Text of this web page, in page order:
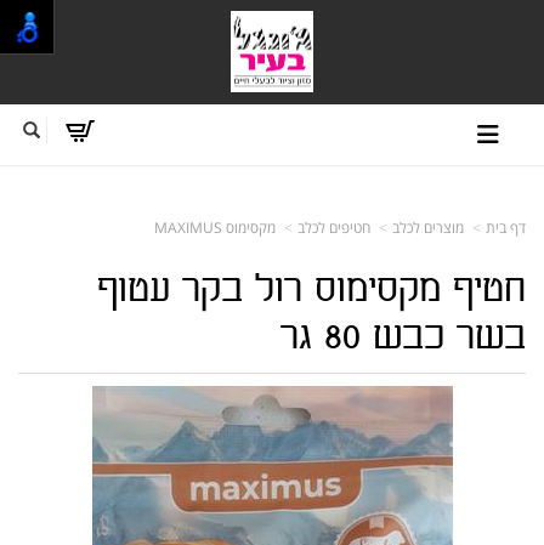
דף בית מוצרים לכלב חטיפים לכלב מקסימוס MAXIMUS
חטיף מקסימוס רול בקר עטוף
בשר כבש 80 גר